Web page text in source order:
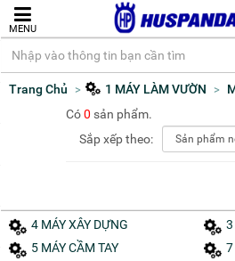
MENU
Trang Chủ 1 MÁY LÀM VƯỜN
Có0 sản phẩm.
Sắp xếp theo:
4 MÁY XÂY DỰNG
5 MÁY CẦM TAY